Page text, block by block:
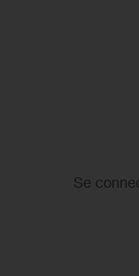
Se